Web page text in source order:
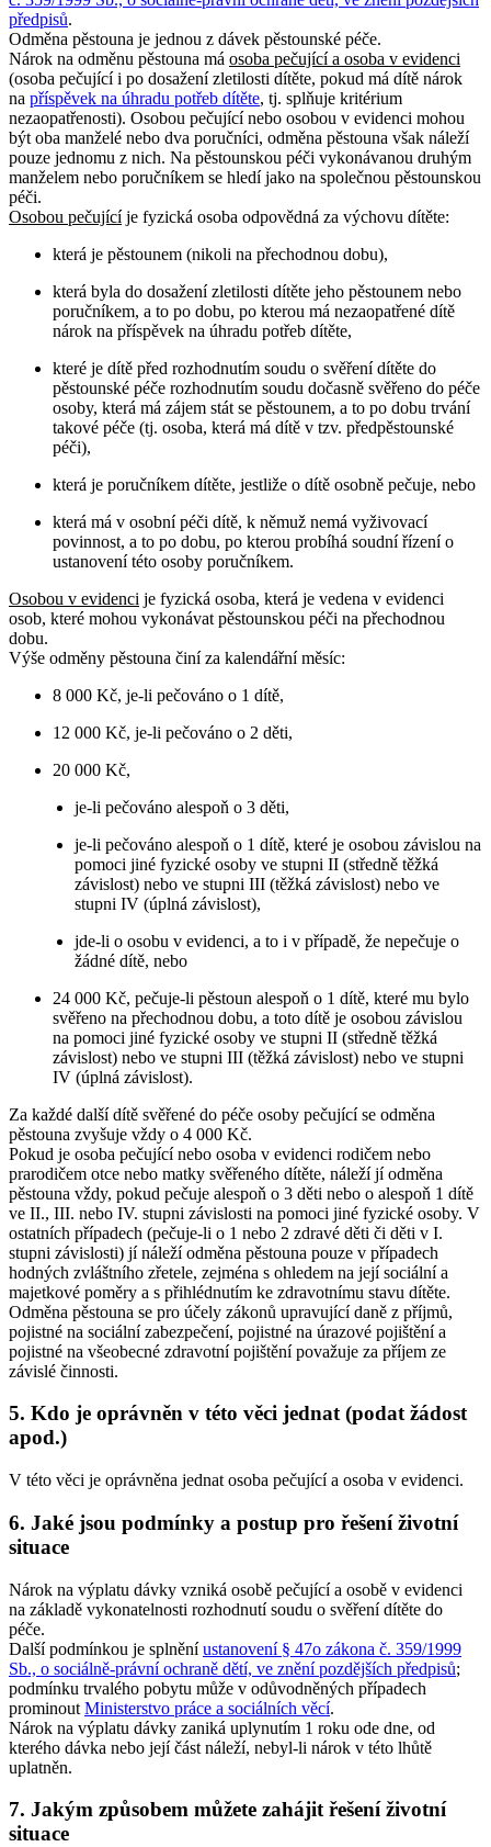
předpisů.
Odměna pěstouna je jednou z dávek pěstounské péče.
Nárok na odměnu pěstouna má osoba pečující a osoba v evidenci
(osoba pečující i po dosažení zletilosti dítěte, pokud má dítě nárok
na příspěvek na úhradu potřeb dítěte, tj. splňuje kritérium
nezaopatřenosti). Osobou pečující nebo osobou v evidenci mohou
být oba manželé nebo dva poručníci, odměna pěstouna však náleží
pouze jednomu z nich. Na pěstounskou péči vykonávanou druhým
manželem nebo poručníkem se hledí jako na společnou pěstounskou
péči.
Osobou pečujícíje fyzická osoba odpovědná za výchovu dítěte:
která je pěstounem (nikoli na přechodnou dobu),
která byla do dosažení zletilosti dítěte jeho pěstounem nebo
poručníkem, a to po dobu, po kterou má nezaopatřené dítě
nárok na příspěvek na úhradu potřeb dítěte,
které je dítě před rozhodnutím soudu o svěření dítěte do
pěstounské péče rozhodnutím soudu dočasně svěřeno do péče
osoby, která má zájem stát se pěstounem, a to po dobu trvání
takové péče (tj. osoba, která má dítě v tzv. předpěstounské
péči),
která je poručníkem dítěte, jestliže o dítě osobně pečuje, nebo
která má v osobní péči dítě, k němuž nemá vyživovací
povinnost, a to po dobu, po kterou probíhá soudní řízení o
ustanovení této osoby poručníkem.
Osobou v evidenci je fyzická osoba, která je vedena v evidenci
osob, které mohou vykonávat pěstounskou péči na přechodnou
dobu.
Výše odměny pěstouna činí za kalendářní měsíc:
8 000 Kč, je-li pečováno o 1 dítě,
12 000 Kč, je-li pečováno o 2 děti,
20 000 Kč,
je-li pečováno alespoň o 3 děti,
je-li pečováno alespoň o 1 dítě, které je osobou závislou na
pomoci jiné fyzické osoby ve stupni II (středně těžká
závislost) nebo ve stupni III (těžká závislost) nebo ve
stupni IV (úplná závislost),
jde-li o osobu v evidenci, a to i v případě, že nepečuje o
žádné dítě, nebo
24 000 Kč, pečuje-li pěstoun alespoň o 1 dítě, které mu bylo
svěřeno na přechodnou dobu, a toto dítě je osobou závislou
na pomoci jiné fyzické osoby ve stupni II (středně těžká
závislost) nebo ve stupni III (těžká závislost) nebo ve stupni
IV (úplná závislost).
Za každé další dítě svěřené do péče osoby pečující se odměna
pěstouna zvyšuje vždy o 4 000 Kč.
Pokud je osoba pečující nebo osoba v evidenci rodičem nebo
prarodičem otce nebo matky svěřeného dítěte, náleží jí odměna
pěstouna vždy, pokud pečuje alespoň o 3 děti nebo o alespoň 1 dítě
ve II., III. nebo IV. stupni závislosti na pomoci jiné fyzické osoby. V
ostatních případech (pečuje-li o 1 nebo 2 zdravé děti či děti v I.
stupni závislosti) jí náleží odměna pěstouna pouze v případech
hodných zvláštního zřetele, zejména s ohledem na její sociální a
majetkové poměry a s přihlédnutím ke zdravotnímu stavu dítěte.
Odměna pěstouna se pro účely zákonů upravující daně z příjmů,
pojistné na sociální zabezpečení, pojistné na úrazové pojištění a
pojistné na všeobecné zdravotní pojištění považuje za příjem ze
závislé činnosti.
5. Kdo je oprávněn v této věci jednat (podat žádost
apod.)
V této věci je oprávněna jednat osoba pečující a osoba v evidenci.
6. Jaké jsou podmínky a postup pro řešení životní
situace
Nárok na výplatu dávky vzniká osobě pečující a osobě v evidenci
na základě vykonatelnosti rozhodnutí soudu o svěření dítěte do
péče.
Další podmínkou je splněníustanovení § 47o zákona č. 359/1999
Sb., o sociálně-právní ochraně dětí, ve znění pozdějších předpisů;
podmínku trvalého pobytu může v odůvodněných případech
prominout Ministerstvo práce a sociálních věcí.
Nárok na výplatu dávky zaniká uplynutím 1 roku ode dne, od
kterého dávka nebo její část náleží, nebyl-li nárok v této lhůtě
uplatněn.
7. Jakým způsobem můžete zahájit řešení životní
situace